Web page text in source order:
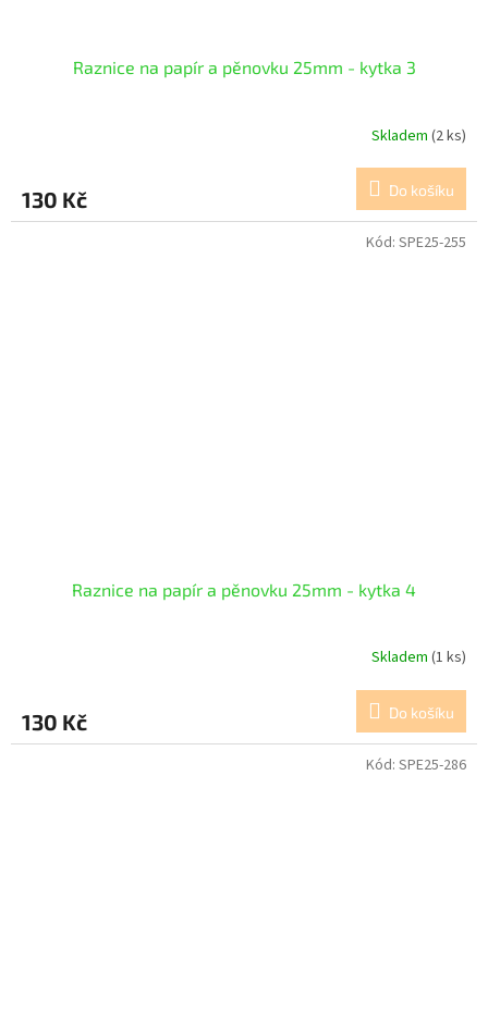
Raznice na papír a pěnovku 25mm - kytka 3
Skladem (2 ks)
130 Kč Do košíku
Raznice na papír a pěnovku 25mm - kytka 4
Skladem (1 ks)
130 Kč Do košíku
Kód: SPE25-255
Kód: SPE25-286